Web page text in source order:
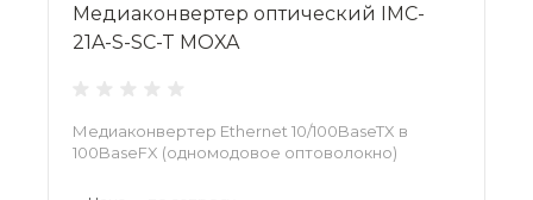
Медиаконвертер оптический IMC-
21A-S-SC-T MOXA
Медиаконвертер Ethernet 10/100BaseTX в
100BaseFX (одномодовое оптоволокно)